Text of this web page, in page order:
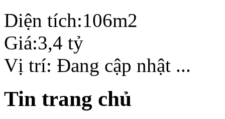
Diện tích:106m2
Giá:3,4 tỷ
Vị trí: Đang cập nhật ...
Tin trang chủ